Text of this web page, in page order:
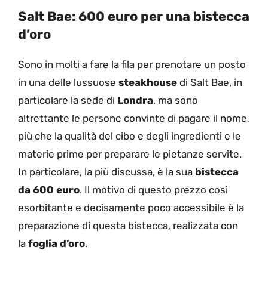
Salt Bae: 600 euro per una bistecca
d’oro
Sono in molti a fare la fila per prenotare un posto
in una delle lussuose steakhouse di Salt Bae, in
particolare la sede di Londra, ma sono
altrettante le persone convinte di pagare il nome,
più che la qualità del cibo e degli ingredienti e le
materie prime per preparare le pietanze servite.
In particolare, la più discussa, è la sua bistecca
da 600 euro. Il motivo di questo prezzo così
esorbitante e decisamente poco accessibile è la
preparazione di questa bistecca, realizzata con
la foglia d’oro.